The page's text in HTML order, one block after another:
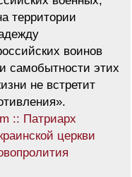
территории
воинов
самобытности этих
не встретит
:: Патриарх
церкви